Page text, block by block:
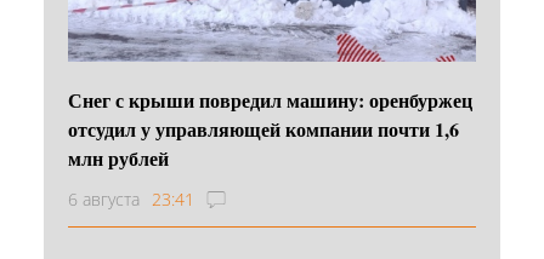
Снег с крыши повредил машину: оренбуржец
отсудил у управляющей компании почти 1,6
млн рублей
6 августа 23:41